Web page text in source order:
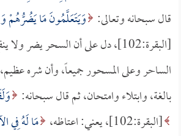
قال سبحانه وتعالى: وَيَتَعَلَّمُونَ مَا يَضُرُّهُمْ
[البقرة:102]، دل على أن السحر يضر
الساحر وعلى المسحور جميعاً، وأن شره
بالغة، وابتلاء وامتحان، ثم قال سبحانه:
[البقرة:102]، يعني: اعتاظه،
مَا لَهُ فِي